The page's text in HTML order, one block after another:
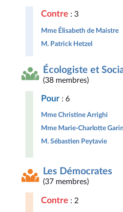
Contre : 3
Mme Élisabeth de Maistre
M. Patrick Hetzel
Écologiste et
(38 membres)
Pour : 6
Mme Christine Arrighi
Mme Marie-Charlotte Garin
M. Sébastien Peytavie
Les Démocrates
(37 membres)
Contre : 2